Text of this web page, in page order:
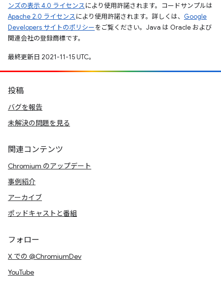
ンズの表示 4.0 ライセンスにより使用許諾されます。コードサンプルは
Apache 2.0 ライセンスにより使用許諾されます。詳しくは、 Google
Developers サイトのポリシーをご覧ください。Java は Oracle および
関連会社の登録商標です。
最終更新日 2021-11-15 UTC。
投稿
バグを報告
未解決の問題を見る
関連コンテンツ
Chromium のアップデート
事例紹介
アーカイブ
ポッドキャストと番組
フォロー
X での @ChromiumDev
YouTube